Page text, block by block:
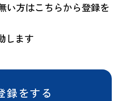
い方はこちらから登録を
します
録をする